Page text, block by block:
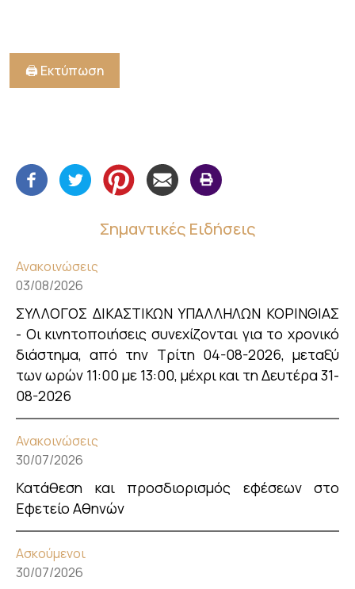
Σημαντικές Ειδήσεις
Ανακοινώσεις
03/08/2026
ΣΥΛΛΟΓΟΣ ΔΙΚΑΣΤΙΚΩΝ ΥΠΑΛΛΗΛΩΝ ΚΟΡΙΝΘΙΑΣ
- Οι κινητοποιήσεις συνεχίζονται για το χρονικό
διάστημα, από την Τρίτη 04-08-2026, μεταξύ
των ωρών 11:00 με 13:00, μέχρι και τη Δευτέρα 31-
08-2026
Ανακοινώσεις
30/07/2026
Κατάθεση και προσδιορισμός εφέσεων στο
Εφετείο Αθηνών
Ασκούμενοι
30/07/2026
🖨️ Εκτύπωση